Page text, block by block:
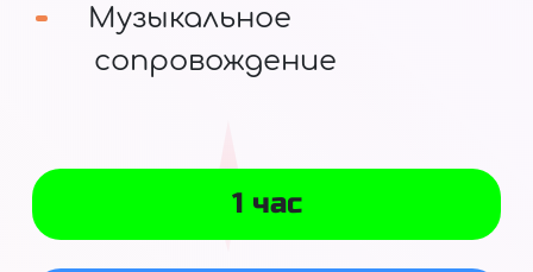
Музыкальное
сопровождение
1 час